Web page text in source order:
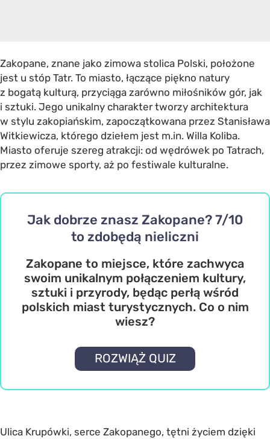
Zakopane, znane jako zimowa stolica Polski, położone
jest u stóp Tatr. To miasto, łączące piękno natury
z bogatą kulturą, przyciąga zarówno miłośników gór, jak
i sztuki. Jego unikalny charakter tworzy architektura
w stylu zakopiańskim, zapoczątkowana przez Stanisława
Witkiewicza, którego dziełem jest m.in. Willa Koliba.
Miasto oferuje szereg atrakcji: od wędrówek po Tatrach,
przez zimowe sporty, aż po festiwale kulturalne.
Jak dobrze znasz Zakopane? 7/10
to zdobędą nieliczni
Zakopane to miejsce, które zachwyca
swoim unikalnym połączeniem kultury,
sztuki i przyrody, będąc perłą wśród
polskich miast turystycznych. Co o nim
wiesz?
ROZWIĄŻ QUIZ
Ulica Krupówki, serce Zakopanego, tętni życiem dzięki